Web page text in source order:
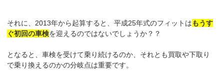
それに、2013年から起算すると、平成25年式のフィットはもうす
ぐ初回の車検を迎えるのではないでしょうか？？
となると、車検を受けて乗り続けるのか、それとも買取や下取り
で乗り換えるのかの分岐点は重要です。